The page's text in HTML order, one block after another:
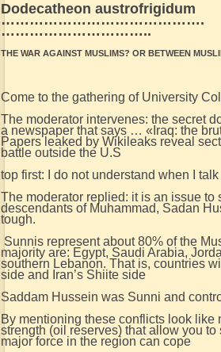
Dodecatheon austrofrigidum
…………………………………….
…………………………..
THE WAR AGAINST MUSLIMS? OR BETWEEN
Come to the gathering of University
The moderator intervenes: the secret
a newspaper that says … «Iraq: the
Papers leaked by Wikileaks reveal
battle outside the U.S
top first: I do not understand when I
The moderator replied: it is an issue to
descendants of Muhammad, Sadan
tough.
Sunnis represent about 80% of the
majority are: Egypt, Saudi Arabia,
southern Lebanon. That is, countries
side and Iran’s Shiite side
Saddam Hussein was Sunni and
By mentioning these conflicts look
strength (oil reserves) that allow you
major force in the region can cope